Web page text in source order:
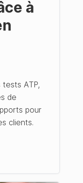
à
ATP,
de
pour
clients.